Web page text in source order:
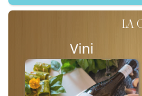
LA
Vini